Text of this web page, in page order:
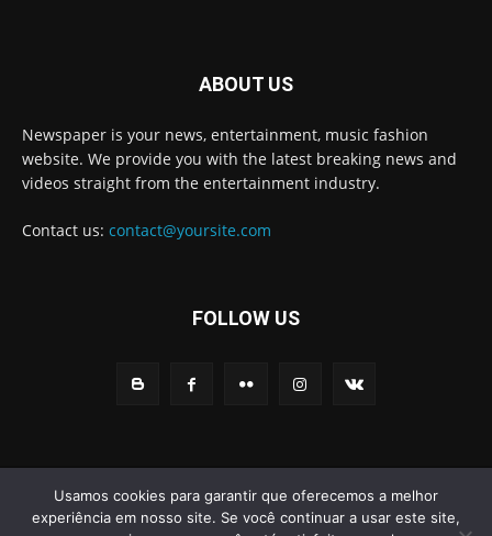
ABOUT US
Newspaper is your news, entertainment, music fashion
website. We provide you with the latest breaking news and
videos straight from the entertainment industry.
Contact us: contact@yoursite.com
FOLLOW US
© Newspaper WordPress Theme by TagDiv
Usamos cookies para garantir que oferecemos a melhor
experiência em nosso site. Se você continuar a usar este site,